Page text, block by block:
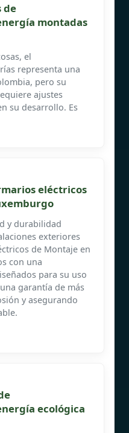
de
montadas
el
representa una
pero su
ajustes
su desarrollo. Es
eléctricos
y durabilidad
exteriores
de Montaje en
con una
para su uso
garantía de más
y asegurando
ecológica